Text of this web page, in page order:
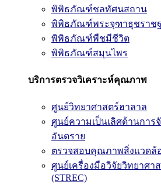
พิพิธภัณฑ์ชลทัศนสถาน
พิพิธภัณฑ์พระจุฑาธุชราช
พิพิธภัณฑ์พืชมีชีวิต
พิพิธภัณฑ์สมุนไพร
บริการตรวจวิเคราะห์คุณภาพ
ศูนย์วิทยาศาสตร์ฮาลาล
ศูนย์ความเป็นเลิศด้านการ
อันตราย
ตรวจสอบคุณภาพสิ่งแวดล้
ศูนย์เครื่องมือวิจัยวิทยาศา
(STREC)